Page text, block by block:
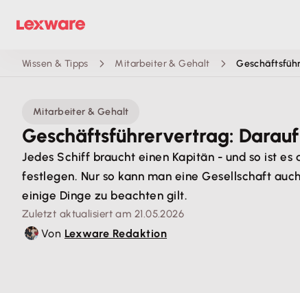
Wissen & Tipps Mitarbeiter & Gehalt
Mitarbeiter & Gehalt
Geschäftsführervertrag:
Jedes Schiff braucht einen Kapitän - und so ist
festlegen. Nur so kann man eine Gesellschaft
einige Dinge zu beachten gilt.
Zuletzt aktualisiert am 21.05.2026
Von Lexware Redaktion